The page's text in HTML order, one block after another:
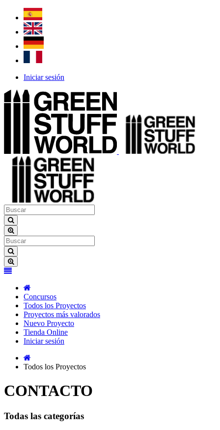
Iniciar sesión
Concursos
Todos los Proyectos
Proyectos más valorados
Nuevo Proyecto
Tienda Online
Iniciar sesión
Todos los Proyectos
CONTACTO
Todas las categorías